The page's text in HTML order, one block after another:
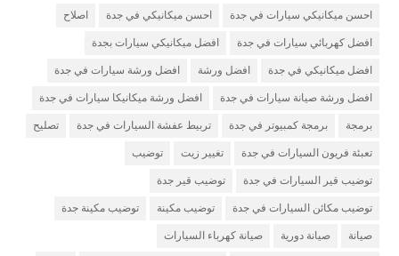
احسن ميكانيكي سيارات في جدة احسن ميكانيكي في جدة اصلاح
افضل كهربائي سيارات في جدة افضل ميكانيكي سيارات بجدة
افضل ميكانيكي في جدة افضل ورشة افضل ورشة سيارات في جدة
افضل ورشة صيانة سيارات في جدة افضل ورشة ميكانيكا سيارات في جدة
برمجة برمجة كمبيوتر في جدة تربيط عفشة السيارات في جدة تصليح
تعبئة فريون السيارات في جدة تغيير زيت توضيب
توضيب قير السيارات في جدة توضيب قير جدة
توضيب مكائن السيارات في جدة توضيب مكينة توضيب مكينة جدة
صيانة صيانة دورية صيانة كهرباء السيارات